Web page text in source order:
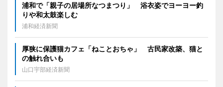
浦和で「親子の居場所なつまつり」 浴衣姿でヨーヨー釣
りや和太鼓楽しむ
浦和経済新聞
厚狭に保護猫カフェ「ねことおちゃ」 古民家改築、猫と
の触れ合いも
山口宇部経済新聞